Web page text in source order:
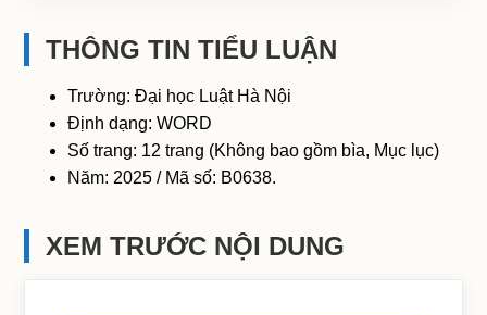
THÔNG TIN TIỂU LUẬN
Trường: Đại học Luật Hà Nội
Định dạng: WORD
Số trang: 12 trang (Không bao gồm bìa, Mục lục)
Năm: 2025 / Mã số: B0638.
XEM TRƯỚC NỘI DUNG